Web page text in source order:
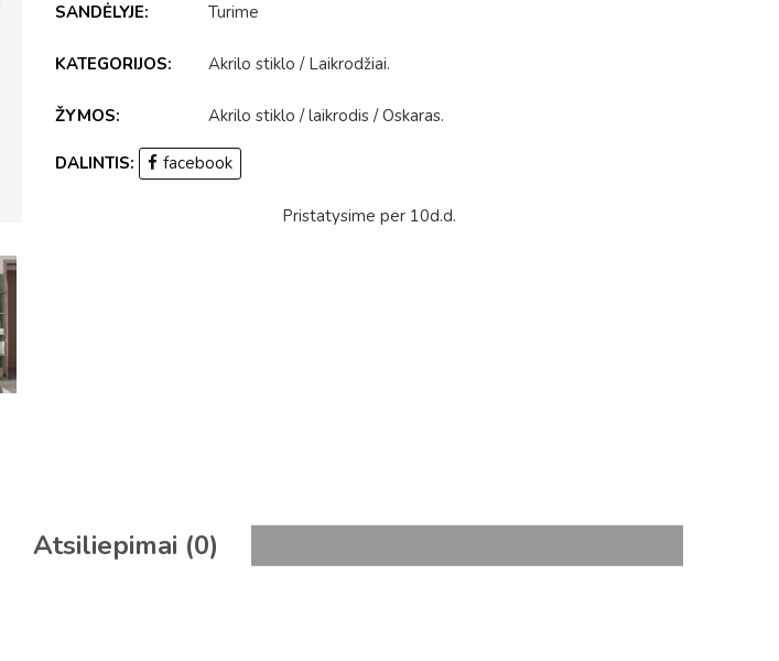
SANDĖLYJE: Turime
KATEGORIJOS: Akrilo stiklo / Laikrodžiai.
ŽYMOS: Akrilo stiklo /laikrodis /Oskaras.
DALINTIS: facebook
Pristatysime per 10d.d.
Atsiliepimai (0)